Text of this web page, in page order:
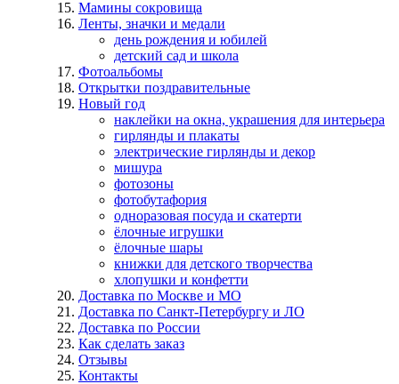
Мамины сокровища
Ленты, значки и медали
день рождения и юбилей
детский сад и школа
Фотоальбомы
Открытки поздравительные
Новый год
наклейки на окна, украшения для интерьера
гирлянды и плакаты
электрические гирлянды и декор
мишура
фотозоны
фотобутафория
одноразовая посуда и скатерти
ёлочные игрушки
ёлочные шары
книжки для детского творчества
хлопушки и конфетти
Доставка по Москве и МО
Доставка по Санкт-Петербургу и ЛО
Доставка по России
Как сделать заказ
Отзывы
Контакты